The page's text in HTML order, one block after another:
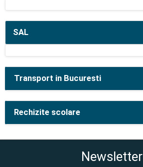
SAL
Transport in Bucuresti
Rechizite scolare
Newsletter